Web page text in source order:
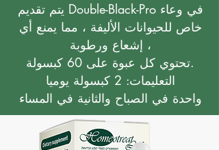
يتم تقديم Double-Black-Pro في وعاء
خاص للحيوانات الأليفة ، مما يمنع أي
إشعاع ورطوبة ،
تحتوي كل عبوة على 60 كبسولة.
التعليمات: 2 كبسولة يوميا
واحدة في الصباح والثانية في المساء